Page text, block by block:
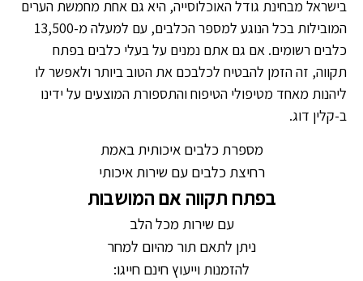
בישראל מבחינת גודל האוכלוסייה, היא גם אחת מחמשת הערים
המובילות בכל הנוגע למספר הכלבים, עם למעלה מ-13,500
כלבים רשומים. אם גם אתם נמנים על בעלי כלבים בפתח
תקווה, זה הזמן להבטיח לכלבכם את הטוב ביותר ולאפשר לו
ליהנות מאחד מטיפולי הטיפוח והתספורת המוצעים על ידינו
ב-קלין דוג.
מספרת כלבים איכותית באמת
רחיצת כלבים עם שירות איכותי
בפתח תקווה אם המושבות
עם שירות מכל הלב
ניתן לתאם תור מהיום למחר
להזמנות וייעוץ חינם חייגו: